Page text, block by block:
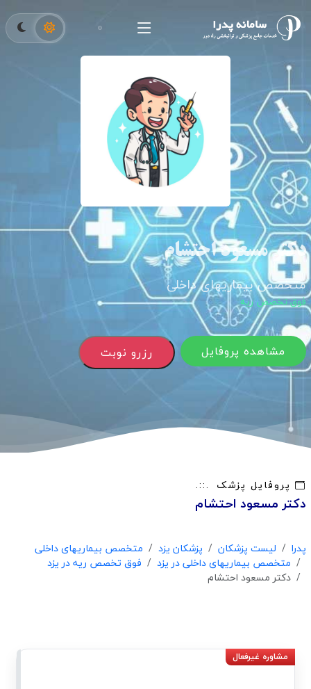
دکتر مسعود احتشام
متخصص بیماریهای داخلی
فوق تخصص ریه
رزرو نوبت مشاهده پروفایل
پروفایل پزشک
دکتر مسعود احتشام
پدرا لیست پزشکان پزشکان یزد
متخصص بیماریهای داخلی
متخصص بیماریهای داخلی در یزد
فوق تخصص ریه در یزد
دکتر مسعود احتشام